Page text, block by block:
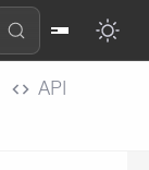
API